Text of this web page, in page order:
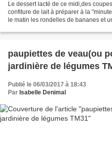
Le dessert lacté de ce midi,des
confiture de lait à préparer à la
le matin les rondelles de bananes et
paupiettes de veau(ou
jardinière de légumes
Publié le 06/03/2017 à 18:43
Par Isabelle Denimal